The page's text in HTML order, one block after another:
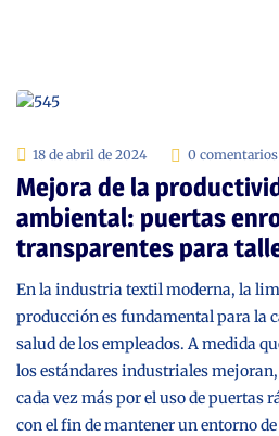
18 de abril de 2024 0 comentarios
Mejora de la
ambiental: puertas
transparentes para
En la industria textil moderna, la
producción es fundamental para la
salud de los empleados. A medida
los estándares industriales
cada vez más por el uso de puertas
con el fin de mantener un entorno